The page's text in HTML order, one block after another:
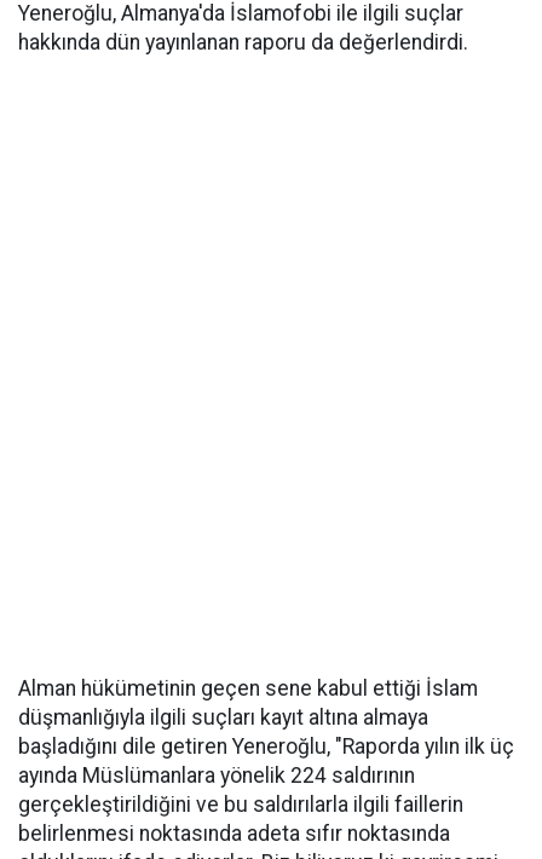
Yeneroğlu, Almanya'da İslamofobi ile ilgili suçlar
hakkında dün yayınlanan raporu da değerlendirdi.
Alman hükümetinin geçen sene kabul ettiği İslam
düşmanlığıyla ilgili suçları kayıt altına almaya
başladığını dile getiren Yeneroğlu, "Raporda yılın ilk üç
ayında Müslümanlara yönelik 224 saldırının
gerçekleştirildiğini ve bu saldırılarla ilgili faillerin
belirlenmesi noktasında adeta sıfır noktasında